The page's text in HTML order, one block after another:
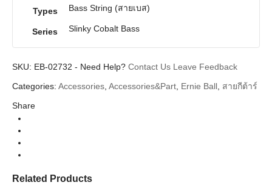
Types Bass String (สายเบส)
Series Slinky Cobalt Bass
SKU: EB-02732 - Need Help? Contact Us Leave Feedback
Categories: Accessories, Accessories&Part, Ernie Ball, สายกีต้าร์
Share
Related Products